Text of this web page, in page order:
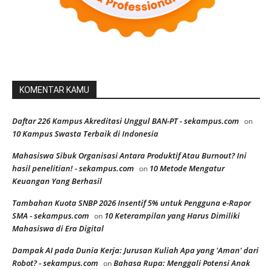
KOMENTAR KAMU
Daftar 226 Kampus Akreditasi Unggul BAN-PT - sekampus.com on
10 Kampus Swasta Terbaik di Indonesia
Mahasiswa Sibuk Organisasi Antara Produktif Atau Burnout? Ini
hasil penelitian! - sekampus.com on 10 Metode Mengatur
Keuangan Yang Berhasil
Tambahan Kuota SNBP 2026 Insentif 5% untuk Pengguna e-Rapor
SMA - sekampus.com on 10 Keterampilan yang Harus Dimiliki
Mahasiswa di Era Digital
Dampak AI pada Dunia Kerja: Jurusan Kuliah Apa yang 'Aman' dari
Robot? - sekampus.com onBahasa Rupa: Menggali Potensi Anak